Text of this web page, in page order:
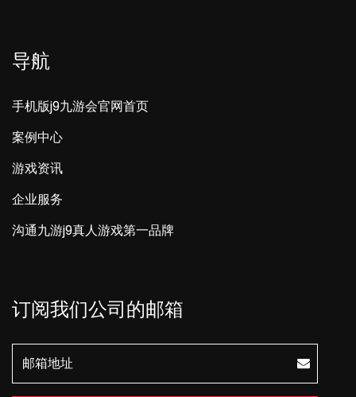
导航
手机版j9九游会官网首页
案例中心
游戏资讯
企业服务
沟通九游j9真人游戏第一品牌
订阅我们公司的邮箱